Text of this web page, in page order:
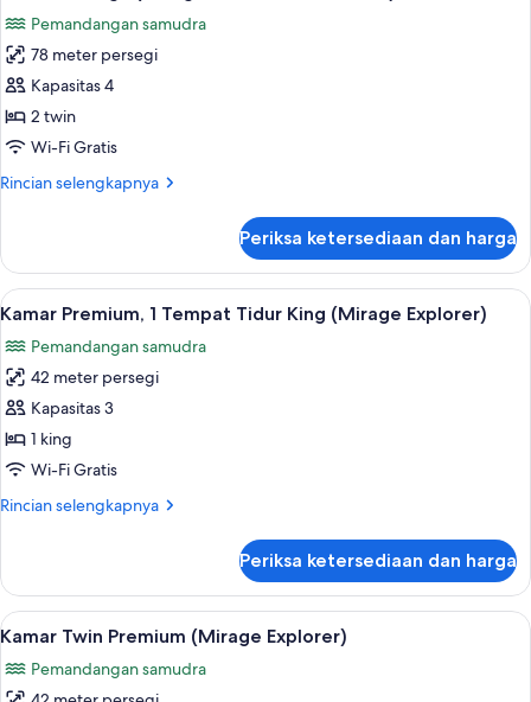
with
Bunk
bed)
foto
untuk
Suite
Keluarga
(Mirage,
with
Pemandangan samudra
78 meter persegi
Kapasitas 4
2 twin
Wi-Fi Gratis
Rincian selengkapnya
Rincian
Suite
Keluarga
(Mirage,
with
Bunk
bed)
Periksa ketersediaan dan harga
Lihat
semua
foto
untuk
Kamar
Premium,
1
Tidur
Explorer)
Kamar Premium, 1 Tempat Tidur
6
Kamar Premium, 1 Tempat Tidur King (Mirage Explorer)
Pemandangan samudra
42 meter persegi
Kapasitas 3
1 king
Wi-Fi Gratis
Rincian selengkapnya
Rincian
Kamar
Premium,
1
Tidur
King
Periksa ketersediaan dan harga
Lihat
semua
foto
Kamar Twin Premium (Mirage
5
Kamar Twin Premium (Mirage Explorer)
Pemandangan samudra